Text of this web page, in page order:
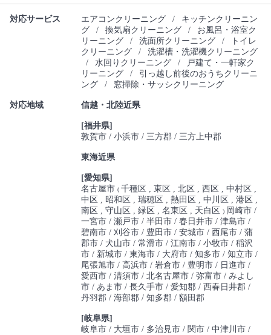
対応サービス エアコンクリーニング /
キッチンクリーニン
グ
/ 換気扇クリーニング /
お風呂・浴室ク
リーニング
/ 洗面所クリーニング /
トイレ
クリーニング
/
洗濯槽・洗濯機クリーニング
/
水回りクリーニング /
戸建て・一軒家ク
リーニング
/
引っ越し前後のおうちクリーニ
ング
/ 窓掃除・サッシクリーニング
対応地域 信越・北陸近県
[福井県]
敦賀市 小浜市 三方郡 三方上中郡
東海近県
[愛知県]
名古屋市(千種区 東区 北区 西区
中村区
中区
昭和区 瑞穂区 熱田区 中川区
港区
南区
守山区 緑区 名東区 天白区) 岡崎市
一宮市 瀬戸市 半田市 春日井市 津島市
碧南市 刈谷市 豊田市 安城市 西尾市 蒲
郡市 犬山市 常滑市 江南市 小牧市 稲沢
市 新城市 東海市 大府市 知多市 知立市
尾張旭市 高浜市 岩倉市 豊明市
日進市
愛西市 清須市 北名古屋市 弥富市 みよし
市 あま市 長久手市 愛知郡 西春日井郡
丹羽郡 海部郡 知多郡 額田郡
[岐阜県]
岐阜市 大垣市 多治見市 関市 中津川市